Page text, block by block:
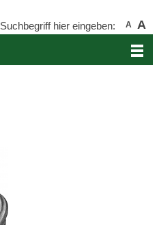
A A
Suchbegriff hier eingeben: